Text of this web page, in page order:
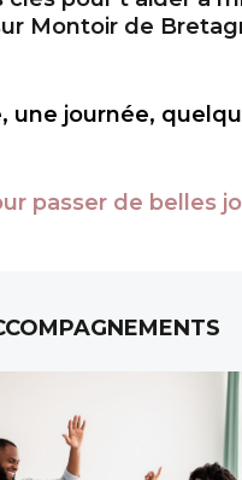
Montoir de
une journée,
passer de belles